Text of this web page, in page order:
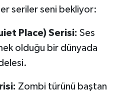
seriler seni bekliyor:
Place) Serisi: Ses
olduğu bir dünyada
Zombi türünü baştan